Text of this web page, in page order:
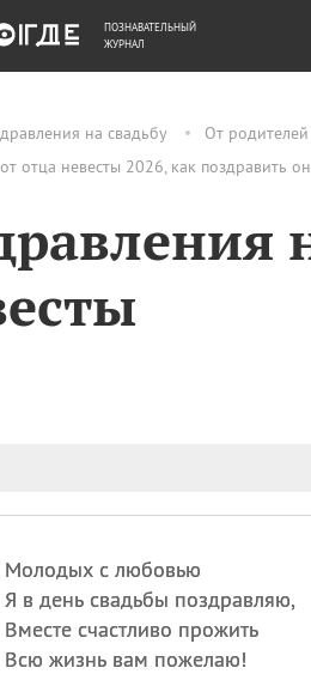
на свадьбу От родителей
отца невесты 2026, как поздравить
Молодых с любовью
Я в день свадьбы поздравляю,
Вместе счастливо прожить
Всю жизнь вам пожелаю!
ДЕНЬГИ
ПОЗНАВАТЕЛЬНЫЙ
ЖУРНАЛ